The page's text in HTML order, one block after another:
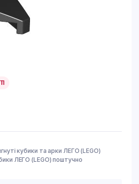
кубики та арки ЛЕГО (LEGO)
ЛЕГО (LEGO) поштучно